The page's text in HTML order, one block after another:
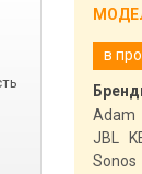
в
Adam
JBL
Sonos